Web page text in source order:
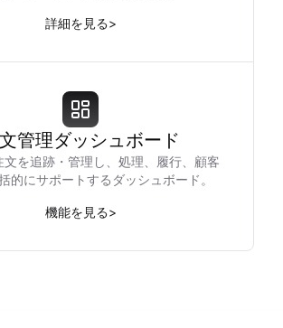
詳細を見る>
管理ダッシュボード
文を追跡・管理し、処理、履行、顧客
的にサポートするダッシュボード。
機能を見る>